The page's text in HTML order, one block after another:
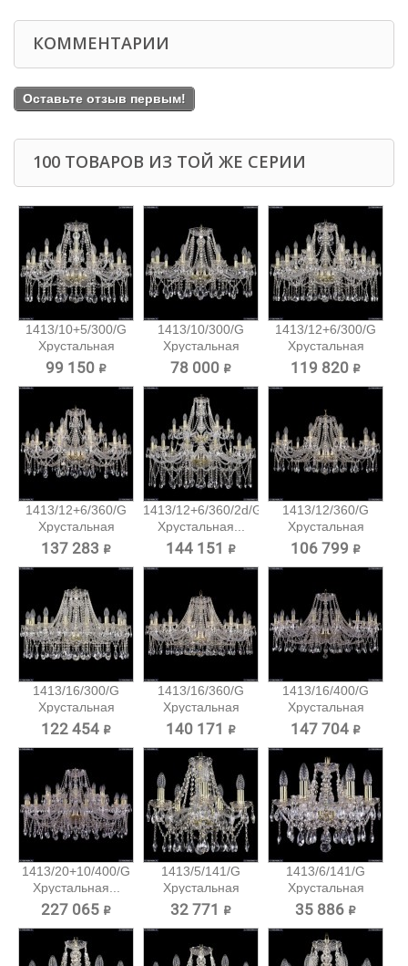
КОММЕНТАРИИ
Оставьте отзыв первым!
100 ТОВАРОВ ИЗ ТОЙ ЖЕ СЕРИИ
1413/10+5/300/G
Хрустальная
подвесная...
99 150 ₽
1413/10/300/G
Хрустальная
подвесная...
78 000 ₽
1413/12+6/300/G
Хрустальная
подвесная...
119 820 ₽
1413/12+6/360/G
Хрустальная
подвесная...
137 283 ₽
1413/12+6/360/2d/G
Хрустальная...
144 151 ₽
1413/12/360/G
Хрустальная
подвесная...
106 799 ₽
1413/16/300/G
Хрустальная
подвесная...
122 454 ₽
1413/16/360/G
Хрустальная
подвесная...
140 171 ₽
1413/16/400/G
Хрустальная
подвесная...
147 704 ₽
1413/20+10/400/G
Хрустальная...
227 065 ₽
1413/5/141/G
Хрустальная
подвесная...
32 771 ₽
1413/6/141/G
Хрустальная
подвесная...
35 886 ₽